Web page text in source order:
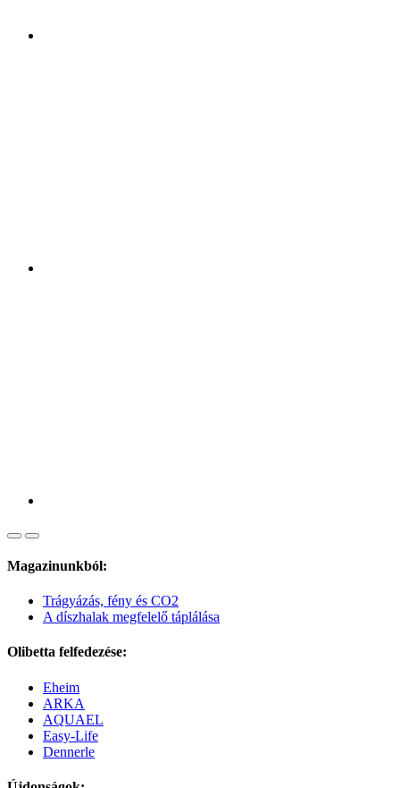
Magazinunkból:
Trágyázás, fény és CO2
A díszhalak megfelelő táplálása
Olibetta felfedezése:
Eheim
ARKA
AQUAEL
Easy-Life
Dennerle